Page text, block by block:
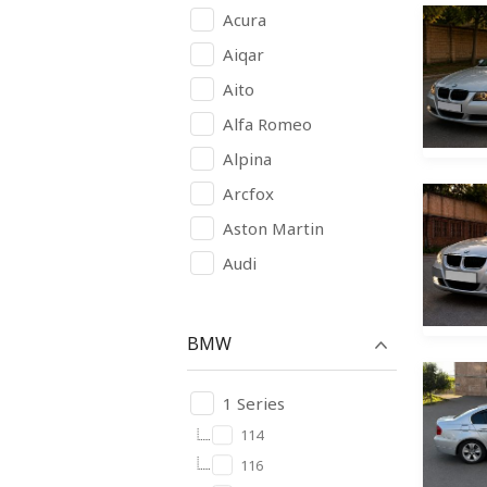
Acura
Aiqar
Aito
Alfa Romeo
Alpina
Arcfox
Aston Martin
Audi
BAIC
BAW
Bentley
Bugatti
Buick
BMW
1 Series